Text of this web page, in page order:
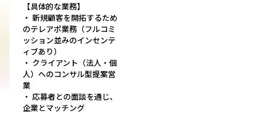
【具体的な業務】
・ 新規顧客を開拓するため
のテレアポ業務（フルコミ
ッション並みのインセンテ
ィブあり）
・ クライアント（法人・個
人）へのコンサル型提案営
業
・ 応募者との面談を通じ、
企業とマッチング